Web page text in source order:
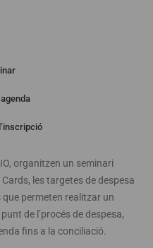
organitzen un seminari
les targetes de despesa
permeten realitzar un
de l’procés de despesa,
fins a la conciliació.